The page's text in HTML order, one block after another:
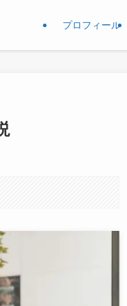
プロフィール